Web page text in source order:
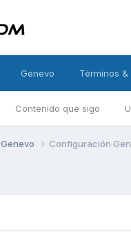
Contenido que sigo
Genevo Términos
Genevo Configuración